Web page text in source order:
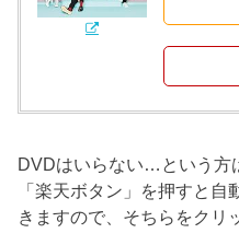
DVDはいらない…という方
「楽天ボタン」を押すと
きますので、そちらをクリ